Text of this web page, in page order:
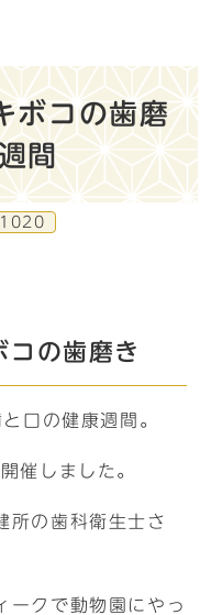
コの歯磨
間
コの歯磨き
口の健康週間。
催しました。
所の歯科衛生士さ
ークで動物園にやっ